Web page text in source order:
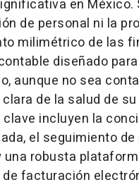
en México.
de personal ni la
milimétrico de las
diseñado
aunque no sea
de la salud de
incluyen la
el seguimiento
una robusta
facturación